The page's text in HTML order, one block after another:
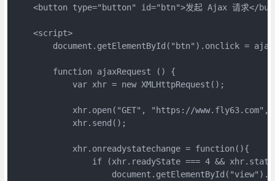
<button type="button" id="btn">发起 Ajax 请求</
<script>
document.getElementById("btn").onclick =
function ajaxRequest () {
var xhr = new XMLHttpRequest();
xhr.open("GET", "https://www.fly63.com",
xhr.send();
xhr.onreadystatechange = function(){
if (xhr.readyState === 4 && xhr.status